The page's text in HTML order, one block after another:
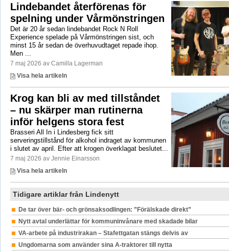
Lindebandet återförenas för
spelning under Vårmönstringen
Det är 20 år sedan lindebandet Rock N Roll
Experience spelade på Vårmönstringen sist, och
minst 15 år sedan de överhuvudtaget repade ihop.
Men ...
7 maj 2026 av Camilla Lagerman
Visa hela artikeln
Krog kan bli av med tillståndet
– nu skärper man rutinerna
inför helgens stora fest
Brasseri All In i Lindesberg fick sitt
serveringstillstånd för alkohol indraget av kommunen
i slutet av april. Efter att krogen överklagat beslutet...
7 maj 2026 av Jennie Einarsson
Visa hela artikeln
Tidigare artiklar från Lindenytt
De tar över bär- och grönsaksodlingen: ”Förälskade direkt”
Nytt avtal underlättar för kommuninvånare med skadade bilar
VA-arbete på industrirakan – Stafettgatan stängs delvis av
Ungdomarna som använder sina A-traktorer till nytta